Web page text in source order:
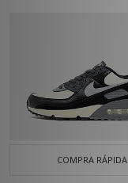
COMPRA RÁPIDA